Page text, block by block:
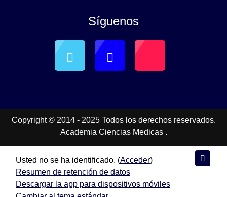
Síguenos
Copyright © 2014 - 2025 Todos los derechos reservados.
Academia Ciencias Medicas .
Usted no se ha identificado. (Acceder)
Resumen de retención de datos
Descargar la app para dispositivos móviles